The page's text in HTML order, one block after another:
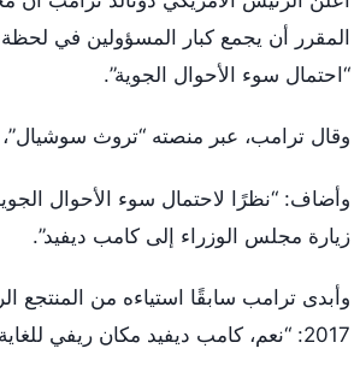
المقرر أن يجمع كبار المسؤولين في لحظة
“احتمال سوء الأحوال الجوية”.
وقال ترامب، عبر منصته “تروث
وأضاف: “نظرًا لاحتمال سوء الأحوال
زيارة مجلس الوزراء إلى كامب ديفيد”.
وأبدى ترامب سابقًا استياءه من المنتجع
2017: “نعم، كامب ديفيد مكان ريفي للغاية، إنه جميل.”